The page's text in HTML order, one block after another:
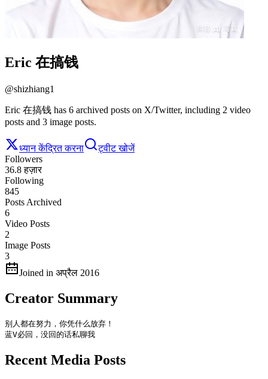
Eric 在搞钱
@shizhiang1
Eric 在搞钱 has 6 archived posts on X/Twitter, including 2 video
posts and 3 image posts.
ध्यान केंद्रित करना
ट्वीट खोजें
Followers
36.8 हज़ार
Following
845
Posts Archived
6
Video Posts
2
Image Posts
3
Joined in अप्रैल 2016
Creator Summary
别人都在努力，你凭什么放弃！
蓝V必回，没回的话私聊我
Recent Media Posts